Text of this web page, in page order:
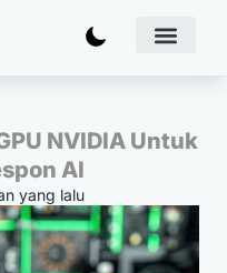
NVIDIA Untuk
AI
yang lalu